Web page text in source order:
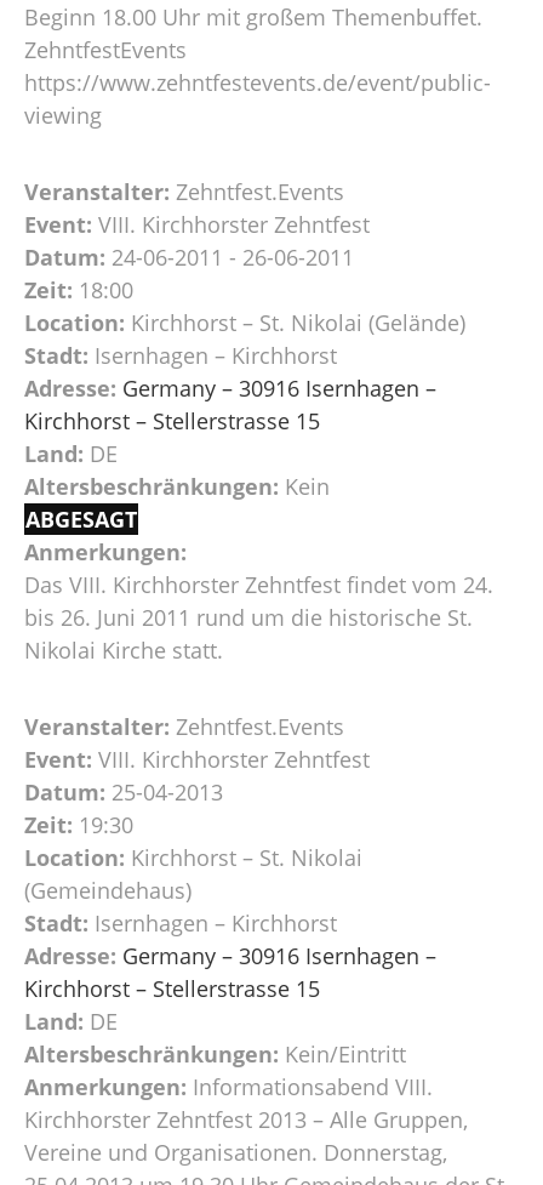
Beginn 18.00 Uhr mit großem Themenbuffet.
ZehntfestEvents
https://www.zehntfestevents.de/event/public-
viewing
Veranstalter: Zehntfest.Events
Event: VIII. Kirchhorster Zehntfest
Datum: 24-06-2011 - 26-06-2011
Zeit: 18:00
Location: Kirchhorst – St. Nikolai (Gelände)
Stadt: Isernhagen – Kirchhorst
Adresse: Germany – 30916 Isernhagen –
Kirchhorst – Stellerstrasse 15
Land: DE
Altersbeschränkungen: Kein
ABGESAGT
Anmerkungen:
Das VIII. Kirchhorster Zehntfest findet vom 24.
bis 26. Juni 2011 rund um die historische St.
Nikolai Kirche statt.
Veranstalter: Zehntfest.Events
Event: VIII. Kirchhorster Zehntfest
Datum: 25-04-2013
Zeit: 19:30
Location: Kirchhorst – St. Nikolai
(Gemeindehaus)
Stadt: Isernhagen – Kirchhorst
Adresse: Germany – 30916 Isernhagen –
Kirchhorst – Stellerstrasse 15
Land: DE
Altersbeschränkungen: Kein/Eintritt
Anmerkungen: Informationsabend VIII.
Kirchhorster Zehntfest 2013 – Alle Gruppen,
Vereine und Organisationen. Donnerstag,